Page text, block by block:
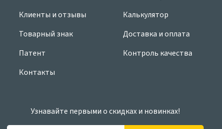
Клиенты и отзывы
Товарный знак
Патент
Контакты
Калькулятор
Доставка и оплата
Контроль качества
Узнавайте первыми о скидках и новинках!